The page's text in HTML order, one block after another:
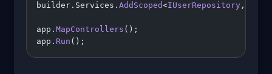
builder.Services. AddScoped<IUserRepository ,
app. MapControllers ();
app. Run ();